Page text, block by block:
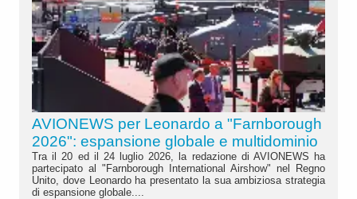
AVIONEWS per Leonardo a "Farnborough
2026": espansione globale e multidominio
Tra il 20 ed il 24 luglio 2026, la redazione di AVIONEWS ha
partecipato al "Farnborough International Airshow" nel Regno
Unito, dove Leonardo ha presentato la sua ambiziosa strategia
di espansione globale....